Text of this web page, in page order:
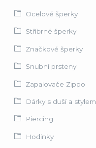
Ocelové šperky
Stříbrné šperky
Značkové šperky
Snubní prsteny
Zapalovače Zippo
Dárky s duší a stylem
Piercing
Hodinky